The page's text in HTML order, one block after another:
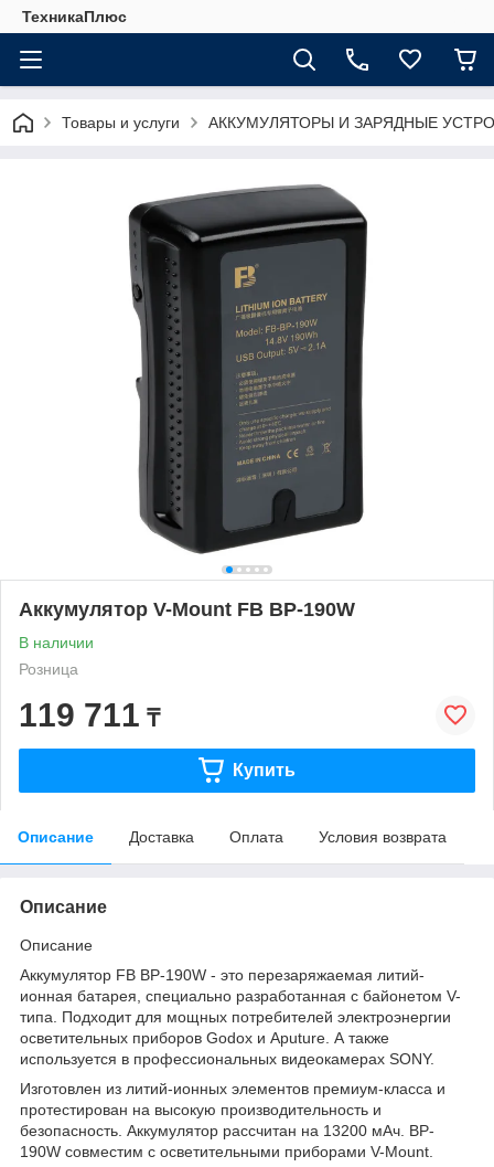
ТехникаПлюс
Товары и услуги АККУМУЛЯТОРЫ И ЗАРЯДНЫЕ
Аккумулятор V-Mount FB BP-190W
В наличии
Розница
119 711 ₸
Купить
Описание Доставка Оплата Условия возврата
Описание
Описание
Аккумулятор FB BP-190W - это перезаряжаемая литий-
ионная батарея, специально разработанная с байонетом V-
типа. Подходит для мощных потребителей электроэнергии
осветительных приборов Godox и Aputure. А также
используется в профессиональных видеокамерах SONY.
Изготовлен из литий-ионных элементов премиум-класса и
протестирован на высокую производительность и
безопасность. Аккумулятор рассчитан на 13200 мАч. BP-
190W совместим с осветительными приборами V-Mount.